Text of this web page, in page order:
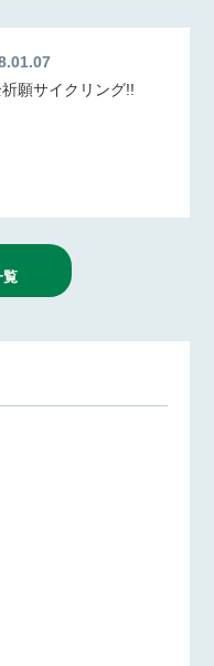
願サイクリング!!
覧